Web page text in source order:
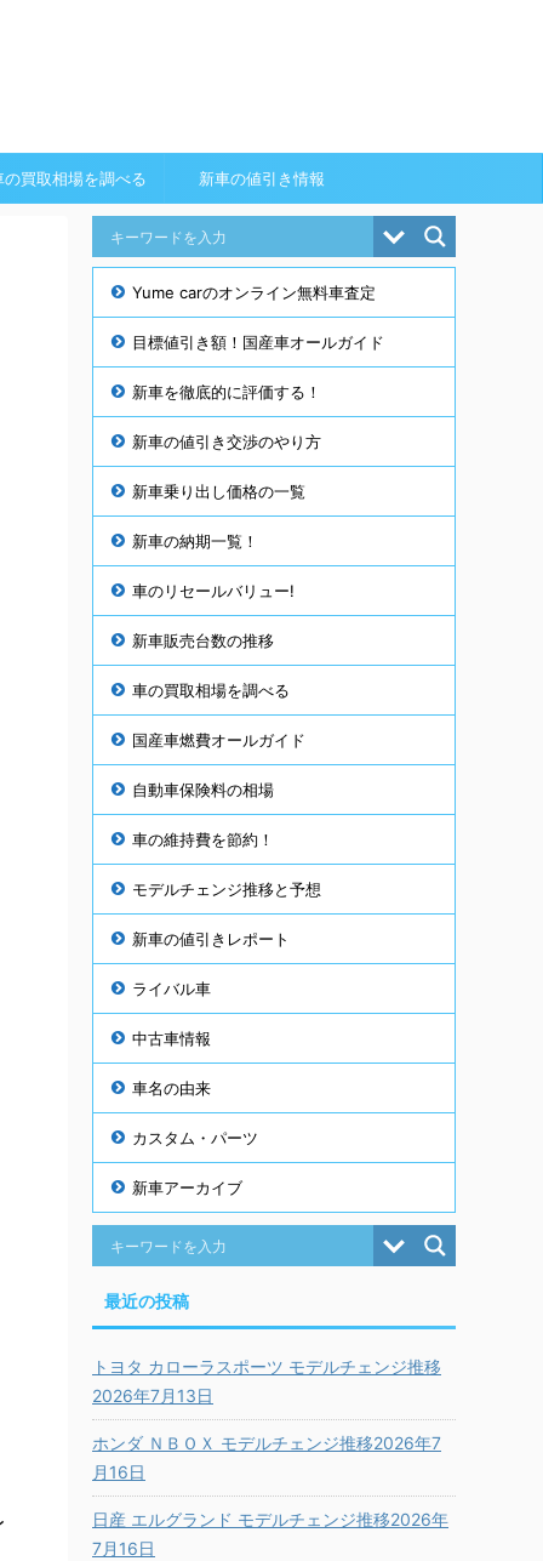
の買取相場を調べる 新車の値引き情報
Yume carのオンライン無料車査定
目標値引き額！国産車オールガイド
新車を徹底的に評価する！
新車の値引き交渉のやり方
新車乗り出し価格の一覧
新車の納期一覧！
車のリセールバリュー!
新車販売台数の推移
車の買取相場を調べる
国産車燃費オールガイド
自動車保険料の相場
車の維持費を節約！
モデルチェンジ推移と予想
新車の値引きレポート
ライバル車
中古車情報
車名の由来
カスタム・パーツ
新車アーカイブ
最近の投稿
トヨタ カローラスポーツ モデルチェンジ推移
2026年7月13日
ホンダ ＮＢＯＸ モデルチェンジ推移2026年7
月16日
日産 エルグランド モデルチェンジ推移2026年
7月16日